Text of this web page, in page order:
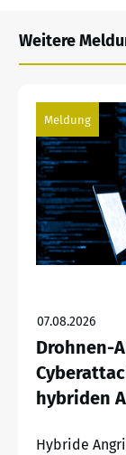
Weitere
Meldung
07.08.2026
Drohnen-
hybriden
Hybride